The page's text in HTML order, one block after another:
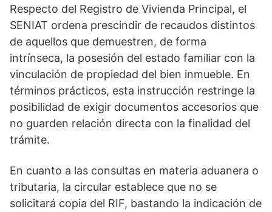
Respecto del Registro de Vivienda Principal, el
SENIAT ordena prescindir de recaudos distintos
de aquellos que demuestren, de forma
intrínseca, la posesión del estado familiar con la
vinculación de propiedad del bien inmueble. En
términos prácticos, esta instrucción restringe la
posibilidad de exigir documentos accesorios que
no guarden relación directa con la finalidad del
trámite.
En cuanto a las consultas en materia aduanera o
tributaria, la circular establece que no se
solicitará copia del RIF, bastando la indicación de